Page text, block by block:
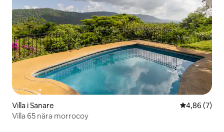
Villa i Sanare 4,86 av 5 i
4,86 (7)
Villa 65 nära morrocoy